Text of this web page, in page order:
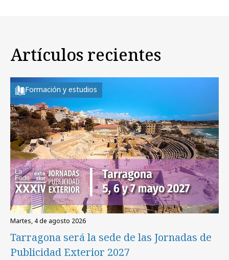
Artículos recientes
Formación y estudios
martes, 4 de agosto 2026
Tarragona será la sede de las Jornadas de
Publicidad Exterior 2027